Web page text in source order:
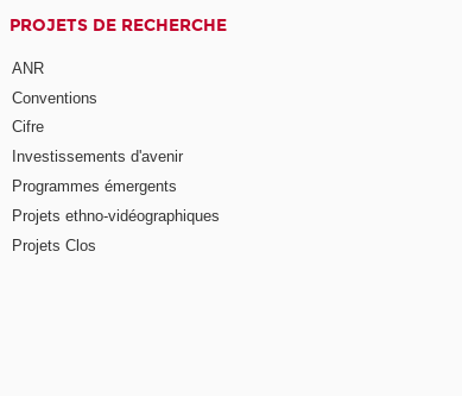
PROJETS DE RECHERCHE
ANR
Conventions
Cifre
Investissements d'avenir
Programmes émergents
Projets ethno-vidéographiques
Projets Clos